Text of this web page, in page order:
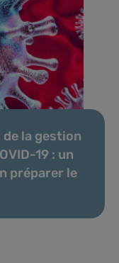
la gestion
19 : un
préparer le